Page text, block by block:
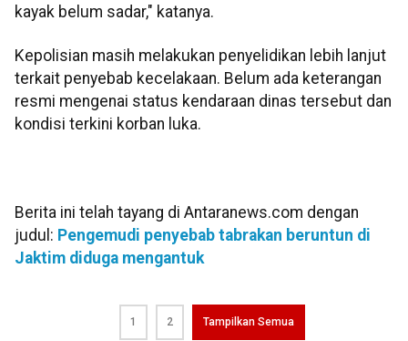
kayak belum sadar," katanya.
Kepolisian masih melakukan penyelidikan lebih lanjut
terkait penyebab kecelakaan. Belum ada keterangan
resmi mengenai status kendaraan dinas tersebut dan
kondisi terkini korban luka.
Berita ini telah tayang di Antaranews.com dengan
judul: Pengemudi penyebab tabrakan beruntun di
Jaktim diduga mengantuk
1 2 Tampilkan Semua